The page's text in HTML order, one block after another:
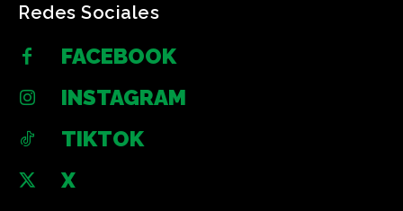
Redes Sociales
FACEBOOK
INSTAGRAM
TIKTOK
X